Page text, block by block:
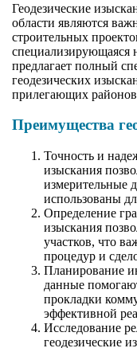
Геодезические
области являются
строительных
специализирующаяся
предлагает полный
геодезических
прилегающих
Преимущества
Точность и
изыскания
измерительные
использованы
Определение
изыскания
участков, что
процедур и
Планирование
данные
прокладки
эффективной
Исследование
геодезические